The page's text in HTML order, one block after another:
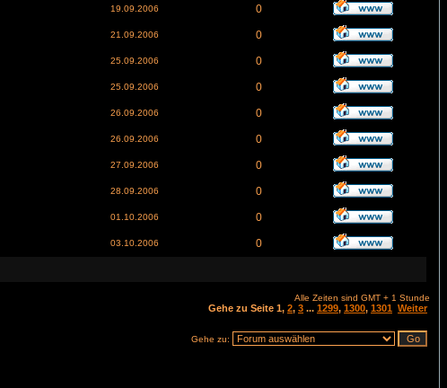
19.09.2006 0
21.09.2006 0
25.09.2006 0
25.09.2006 0
26.09.2006 0
26.09.2006 0
27.09.2006 0
28.09.2006 0
01.10.2006 0
03.10.2006 0
Alle Zeiten sind GMT + 1 Stunde
Gehe zu Seite 1, 2, 3 ... 1299, 1300, 1301 Weiter
Gehe zu: